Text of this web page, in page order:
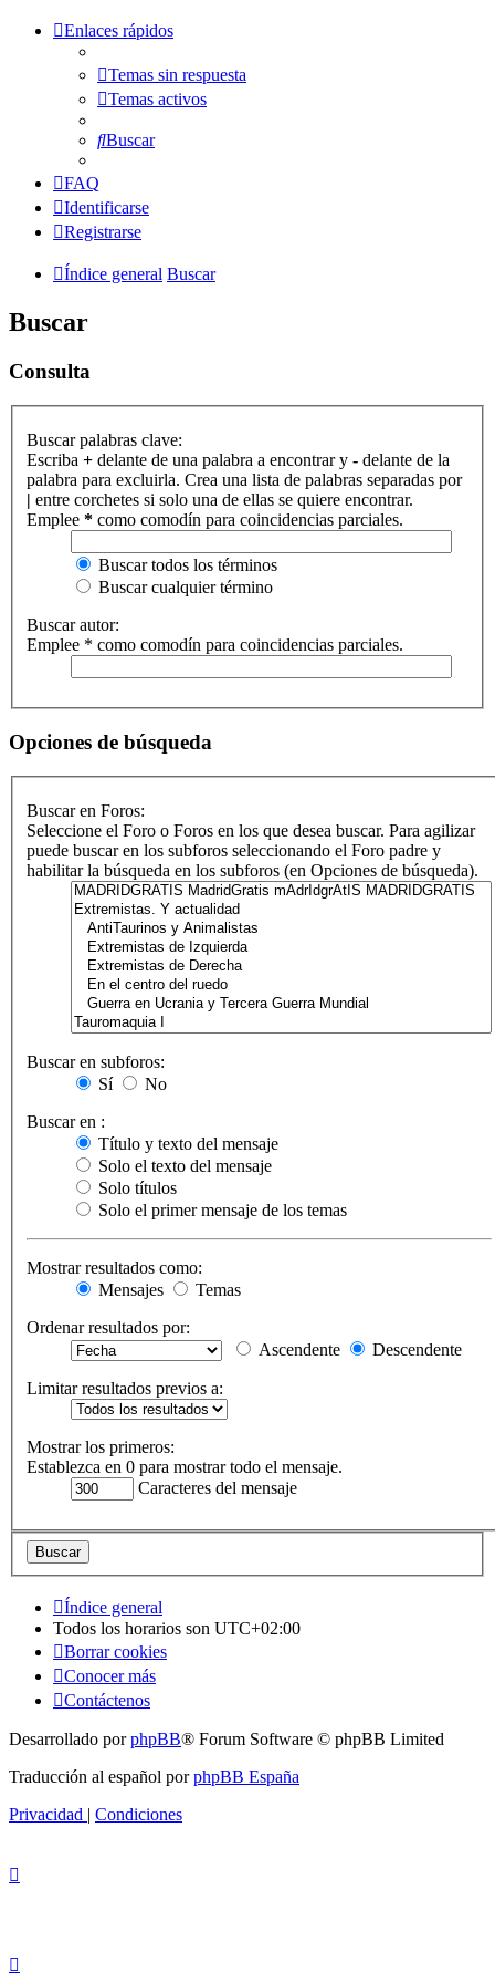
Enlaces rápidos
Temas sin respuesta
Temas activos
Buscar
FAQ
Identificarse
Registrarse
Índice general Buscar
Buscar
Consulta
Buscar palabras clave:
Escriba + delante de una palabra a encontrar y - delante de la
palabra para excluirla. Crea una lista de palabras separadas por
| entre corchetes si solo una de ellas se quiere encontrar.
Emplee * como comodín para coincidencias parciales.
Buscar todos los términos
Buscar cualquier término
Buscar autor:
Emplee * como comodín para coincidencias parciales.
Opciones de búsqueda
Buscar en Foros:
Seleccione el Foro o Foros en los que desea buscar. Para agilizar
puede buscar en los subforos seleccionando el Foro padre y
habilitar la búsqueda en los subforos (en Opciones de búsqueda).
Buscar en subforos:
Sí
No
Buscar en :
Título y texto del mensaje
Solo el texto del mensaje
Solo títulos
Solo el primer mensaje de los temas
Mostrar resultados como:
Mensajes
Temas
Ordenar resultados por:
Ascendente
Descendente
Limitar resultados previos a:
Mostrar los primeros:
Establezca en 0 para mostrar todo el mensaje.
Caracteres del mensaje
Índice general
Todos los horarios son UTC+02:00
Borrar cookies
Conocer más
Contáctenos
Desarrollado porphpBB® Forum Software © phpBB Limited
Traducción al español porphpBB España
Privacidad | Condiciones